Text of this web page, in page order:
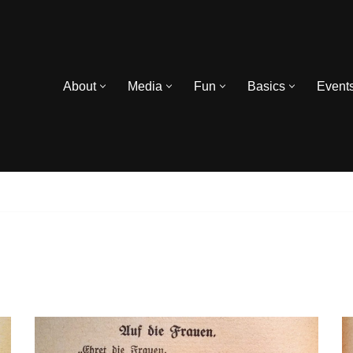
About Media Fun Basics